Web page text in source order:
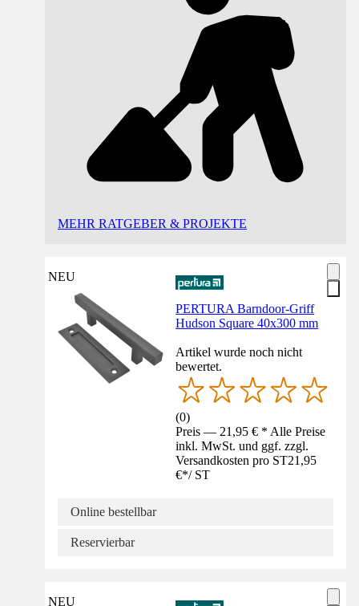
MEHR RATGEBER & PROJEKTE
NEU
PERTURA Barndoor-Griff
Hudson Square 40x300 mm
Artikel wurde noch nicht
bewertet.
(0)
Preis — 21,95 € * Alle Preise
inkl. MwSt. und ggf. zzgl.
Versandkosten pro ST21,95
€*/ ST
Online bestellbar
Reservierbar
NEU